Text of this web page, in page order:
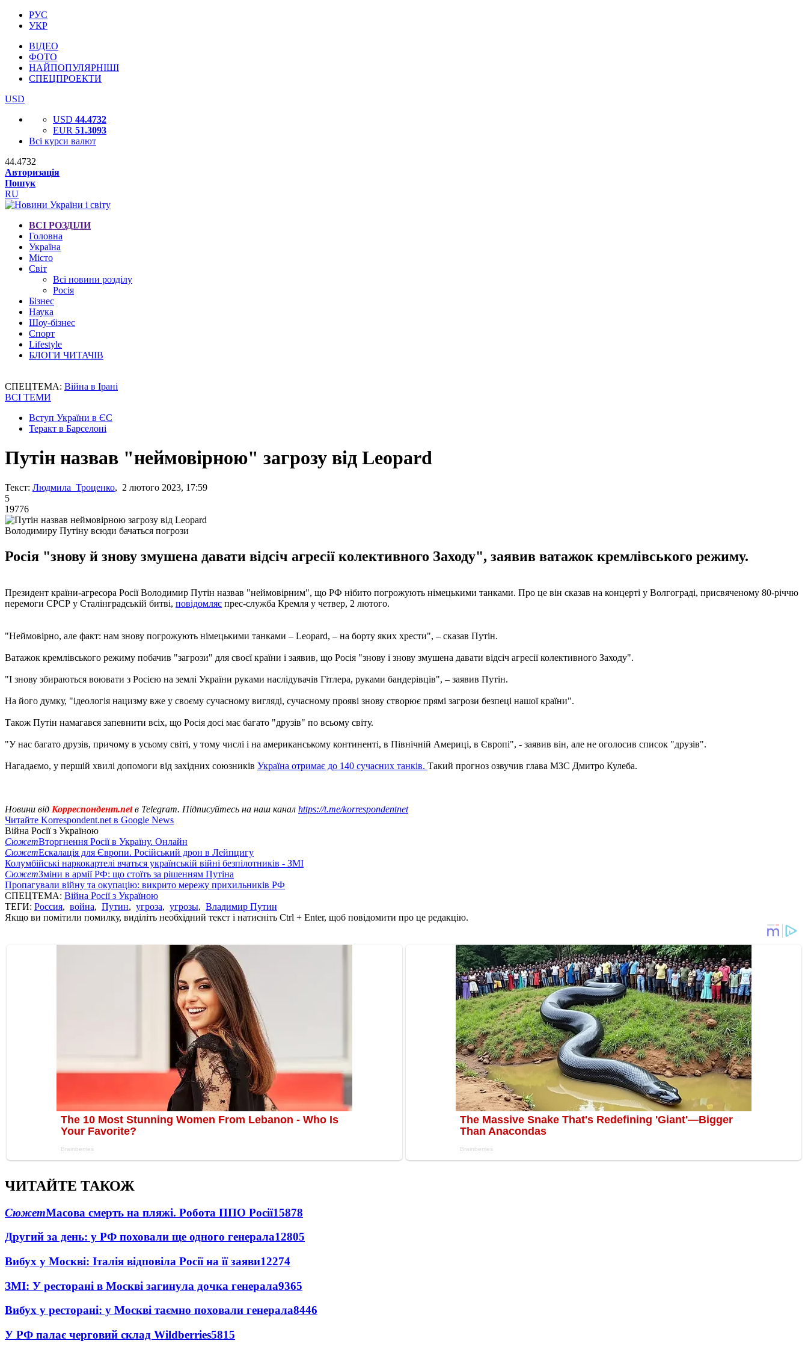
РУС
УКР
ВІДЕО
ФОТО
НАЙПОПУЛЯРНІШІ
СПЕЦПРОЕКТИ
USD
USD 44.4732
EUR 51.3093
Всі курси валют
44.4732
Авторизація
Пошук
RU
ВСІ РОЗДІЛИ
Головна
Україна
Місто
Світ
Всі новини розділу
Росія
Бізнес
Наука
Шоу-бізнес
Спорт
Lifestyle
БЛОГИ ЧИТАЧІВ
СПЕЦТЕМА: Війна в Ірані
ВСІ ТЕМИ
Вступ України в ЄС
Теракт в Барселоні
Путін назвав "неймовірною" загрозу від Leopard
Текст: Людмила Троценко, 2 лютого 2023, 17:59
5
19776
Володимиру Путіну всюди бачаться погрози
Росія "знову й знову змушена давати відсіч агресії колективного Заходу", заявив ватажок кремлівського режиму.
Президент країни-агресора Росії Володимир Путін назвав "неймовірним", що РФ нібито погрожують німецькими танками. Про це він сказав на концерті у Волгограді, присвяченому 80-річчю
перемоги СРСР у Сталінградській битві, повідомляє прес-служба Кремля у четвер, 2 лютого.
"Неймовірно, але факт: нам знову погрожують німецькими танками – Leopard, – на борту яких хрести", – сказав Путін.
Ватажок кремлівського режиму побачив "загрози" для своєї країни і заявив, що Росія "знову і знову змушена давати відсіч агресії колективного Заходу".
"І знову збираються воювати з Росією на землі України руками наслідувачів Гітлера, руками бандерівців", – заявив Путін.
На його думку, "ідеологія нацизму вже у своєму сучасному вигляді, сучасному прояві знову створює прямі загрози безпеці нашої країни".
Також Путін намагався запевнити всіх, що Росія досі має багато "друзів" по всьому світу.
"У нас багато друзів, причому в усьому світі, у тому числі і на американському континенті, в Північній Америці, в Європі", - заявив він, але не оголосив список "друзів".
Нагадаємо, у першій хвилі допомоги від західних союзників Україна отримає до 140 сучасних танків. Такий прогноз озвучив глава МЗС Дмитро Кулеба.
Новини від Корреспондент.netв Telegram. Підписуйтесь на наш канал https://t.me/korrespondentnet
Читайте Korrespondent.net в Google News
Війна Росії з Україною
СюжетВторгнення Росії в Україну. Онлайн
СюжетЕскалація для Європи. Російський дрон в Лейпцигу
Колумбійські наркокартелі вчаться українській війні безпілотників - ЗМІ
СюжетЗміни в армії РФ: що стоїть за рішенням Путіна
Пропагували війну та окупацію: викрито мережу прихильників РФ
СПЕЦТЕМА: Війна Росії з Україною
ТЕГИ: Россия, война, Путин, угроза, угрозы, Владимир Путин
Якщо ви помітили помилку, виділіть необхідний текст і натисніть Ctrl + Enter, щоб повідомити про це редакцію.
ЧИТАЙТЕ ТАКОЖ
СюжетМасова смерть на пляжі. Робота ППО Росії15878
Другий за день: у РФ поховали ще одного генерала12805
Вибух у Москві: Італія відповіла Росії на її заяви12274
ЗМІ: У ресторані в Москві загинула дочка генерала9365
Вибух у ресторані: у Москві таємно поховали генерала8446
У РФ палає черговий склад Wildberries5815